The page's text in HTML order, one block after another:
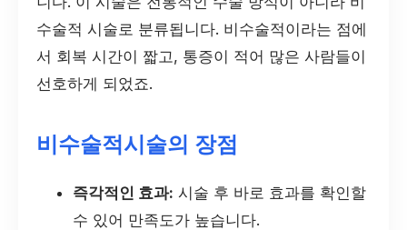
수술적 시술로 분류됩니다. 비수술적이라는 점에
서 회복 시간이 짧고, 통증이 적어 많은 사람들이
선호하게 되었죠.
비수술적시술의 장점
즉각적인 효과: 시술 후 바로 효과를 확인할
수 있어 만족도가 높습니다.